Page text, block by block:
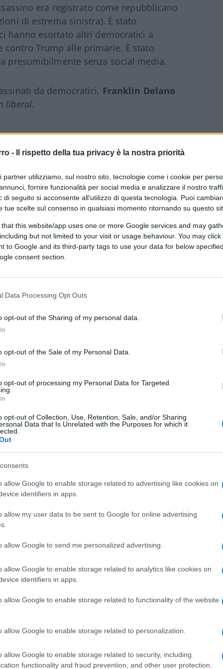
- Il rispetto della tua privacy è la nostra priorità
partner utilizziamo, sul nostro sito, tecnologie come i cookie per
fornire funzionalità per social media e analizzare il nostro
di seguito si acconsente all'utilizzo di questa tecnologia. Puoi
tue scelte sul consenso in qualsiasi momento ritornando su questo
that this website/app uses one or more Google services and may
but not limited to your visit or usage behaviour. You may
to Google and its third-party tags to use your data for below
consent section.
Data Processing Opt Outs
opt-out of the Sharing of my personal data.
opt-out of the Sale of my Personal Data.
opt-out of processing my Personal Data for Targeted
opt-out of Collection, Use, Retention, Sale, and/or Sharing
Data that Is Unrelated with the Purposes for which it
allow Google to enable storage related to advertising like cookies on
identifiers in apps.
allow my user data to be sent to Google for online advertising
allow Google to send me personalized advertising.
allow Google to enable storage related to analytics like cookies on
identifiers in apps.
allow Google to enable storage related to functionality of the website
allow Google to enable storage related to personalization.
allow Google to enable storage related to security, including
functionality and fraud prevention, and other user protection.
era registrato come repubblicano
di estrema sinistra). È stato
hanno esortato altri democratici a
contro Trump alle primarie. È stato
presumibilmente senza social media.
da democratici. Franklin Delano
liberal.
l’unico edificio con una visuale
non era presidiatodalla polizia o dal
sua macchina e la porta, insieme ad un
un agente sale la scala, vede
nessuno. Quarto,
con un fucile e lo hanno segnalato alle
video suTikTokin tal senso).
quindi risaltava e poteva essere visto
ha sparato
Settimo, diversi membri del
dalla squadra per coprire un evento con
la volevano morta).
basse e grasseper proteggere
non è stato mandato sul tetto
perché troppo inclinato. E ora il
Mayorkas e i suoi tirapiedi stanno
complotto di un’amministrazione
e ossessionato per Trump. Ma
parte della burocrazia che per anni ha
armi cariche pronte a sparare. È stata
contro Trump. E ha preso parte alla
che si opponevano all’indottrinamento
domestici”).